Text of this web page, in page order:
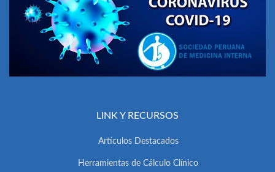
LINK Y RECURSOS
Artículos Destacados
Herramientas de Cálculo Clínico